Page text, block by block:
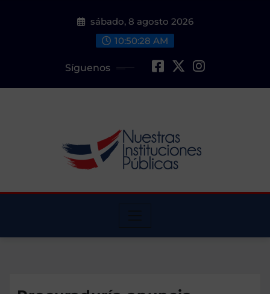
sábado, 8 agosto 2026
10:50:30 AM
Síguenos